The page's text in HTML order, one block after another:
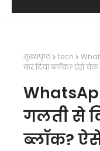
मुख्यपृष्ठ tech
कर दिया ब्लॉक? ऐसे चेक
गलती से
ब्लॉक?